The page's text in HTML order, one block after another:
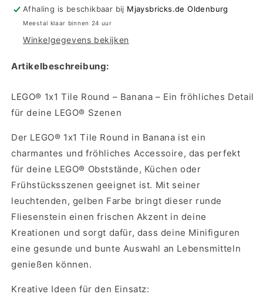
-
Banane
-
Banane
Afhaling is beschikbaar bij Mjaysbricks.de Oldenburg
Meestal klaar binnen 24 uur
Winkelgegevens bekijken
Artikelbeschreibung:
LEGO® 1x1 Tile Round – Banana – Ein fröhliches Detail
für deine LEGO® Szenen
Der LEGO® 1x1 Tile Round in Banana ist ein
charmantes und fröhliches Accessoire, das perfekt
für deine LEGO® Obststände, Küchen oder
Frühstücksszenen geeignet ist. Mit seiner
leuchtenden, gelben Farbe bringt dieser runde
Fliesenstein einen frischen Akzent in deine
Kreationen und sorgt dafür, dass deine Minifiguren
eine gesunde und bunte Auswahl an Lebensmitteln
genießen können.
Kreative Ideen für den Einsatz: